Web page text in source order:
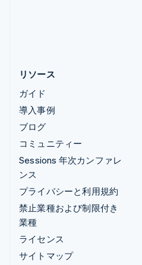
リソース
ガイド
導入事例
ブログ
コミュニティー
Sessions 年次カンファレ
ンス
プライバシーと利用規約
禁止業種および制限付き
業種
ライセンス
サイトマップ